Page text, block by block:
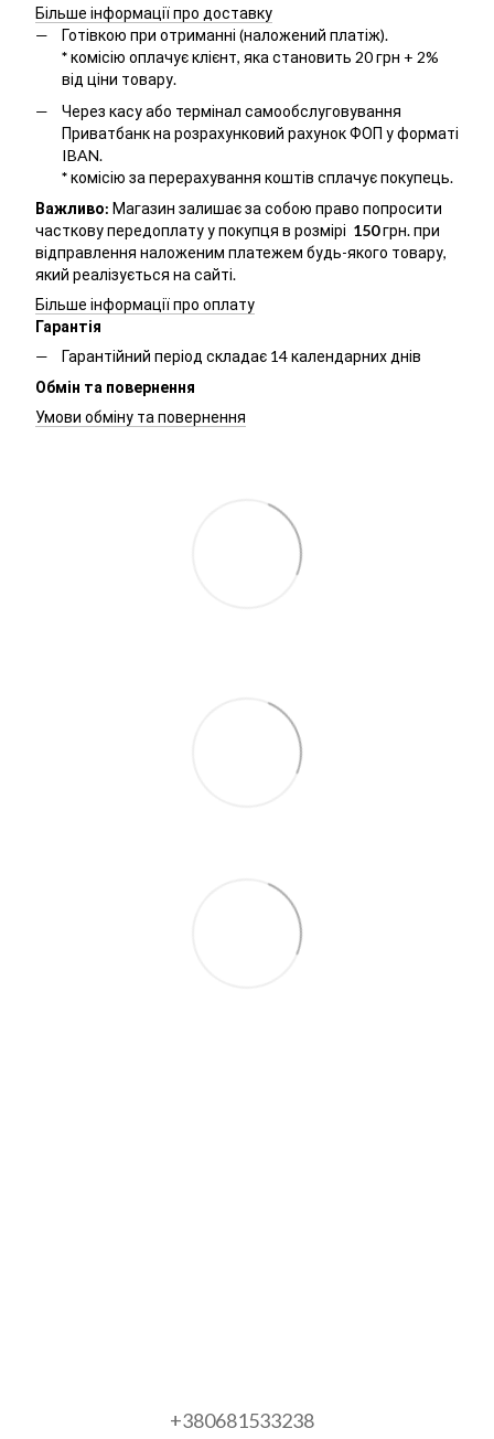
Більше інформації про доставку
Готівкою при отриманні (наложений платіж).
*комісію оплачує клієнт, яка становить 20 грн + 2%
від ціни товару.
Через касу або термінал самообслуговування
Приватбанк на розрахунковий рахунок ФОП у форматі
IBAN.
*комісію за перерахування коштів сплачує покупець.
Важливо: Магазин залишає за собою право попросити
часткову передоплату у покупця в розмірі 150грн. при
відправлення наложеним платежем будь-якого товару,
який реалізується на сайті.
Більше інформації про оплату
Гарантія
Гарантійний період складає 14 календарних днів
Обмін та повернення
Умови обміну та повернення
+380681533238